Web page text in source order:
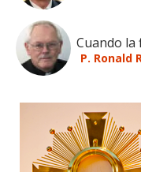
Cuando la
P. Ronald